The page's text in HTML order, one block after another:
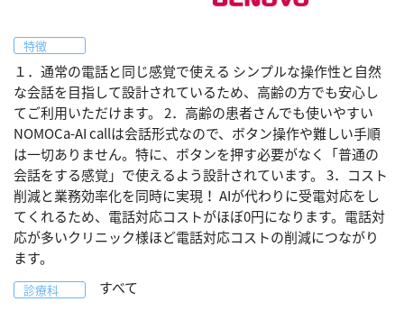
特徴
１．通常の電話と同じ感覚で使える シンプルな操作性と自然
な会話を目指して設計されているため、高齢の方でも安心し
てご利用いただけます。 2．高齢の患者さんでも使いやすい
NOMOCa-AI callは会話形式なので、ボタン操作や難しい手順
は一切ありません。特に、ボタンを押す必要がなく「普通の
会話をする感覚」で使えるよう設計されています。 3．コスト
削減と業務効率化を同時に実現！ AIが代わりに受電対応をし
てくれるため、電話対応コストがほぼ0円になります。電話対
応が多いクリニック様ほど電話対応コストの削減につながり
ます。
診療科 すべて